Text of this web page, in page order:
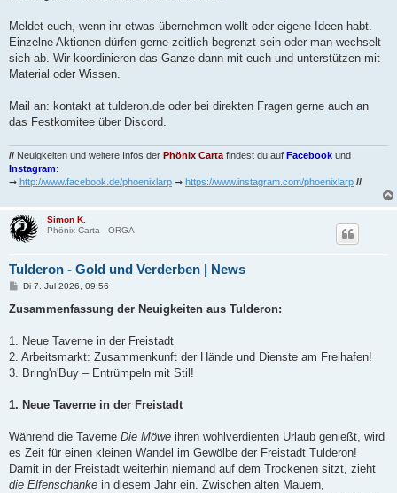
Meldet euch, wenn ihr etwas übernehmen wollt oder eigene Ideen habt.
Einzelne Aktionen dürfen gerne zeitlich begrenzt sein oder man wechselt
sich ab. Wir koordinieren das Ganze dann mit euch und unterstützen mit
Material oder Wissen.
Mail an: kontakt at tulderon.de oder bei direkten Fragen gerne auch an
das Festkomitee über Discord.
// Neuigkeiten und weitere Infos der Phönix Carta findest du auf Facebook und
Instagram:
➞ http://www.facebook.de/phoenixlarp ➞ https://www.instagram.com/phoenixlarp //
Simon K.
Phönix-Carta - ORGA
Tulderon - Gold und Verderben | News
B
i
a
Di 7. Jul 2026, 09:56
Zusammenfassung der Neuigkeiten aus Tulderon:
1. Neue Taverne in der Freistadt
2. Arbeitsmarkt: Zusammenkunft der Hände und Dienste am Freihafen!
3. Bring'n'Buy – Entrümpeln mit Stil!
1. Neue Taverne in der Freistadt
Während die Taverne Die Möwe ihren wohlverdienten Urlaub genießt, wird
es Zeit für einen kleinen Wandel im Gewölbe der Freistadt Tulderon!
Damit in der Freistadt weiterhin niemand auf dem Trockenen sitzt, zieht
die Elfenschänke in diesem Jahr ein. Zwischen alten Mauern,